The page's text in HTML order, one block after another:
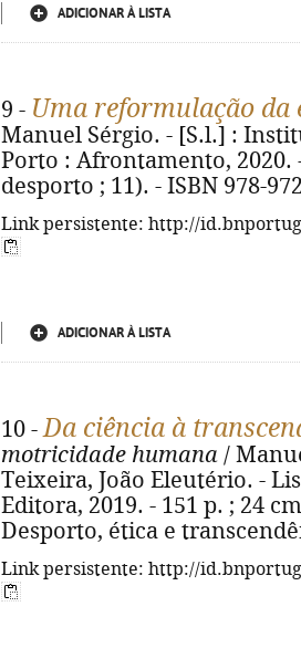
ADICIONAR À LISTA
9 - Uma reformulação da
Manuel Sérgio. - [S.l.] :
Porto : Afrontamento, 2020.
desporto ; 11). - ISBN 978-
Link persistente: http://
ADICIONAR À LISTA
10 -Da ciência à
motricidade humana /
Teixeira, João Eleutério. -
Editora, 2019. - 151 p. ; 24
Desporto, ética e
Link persistente: http://